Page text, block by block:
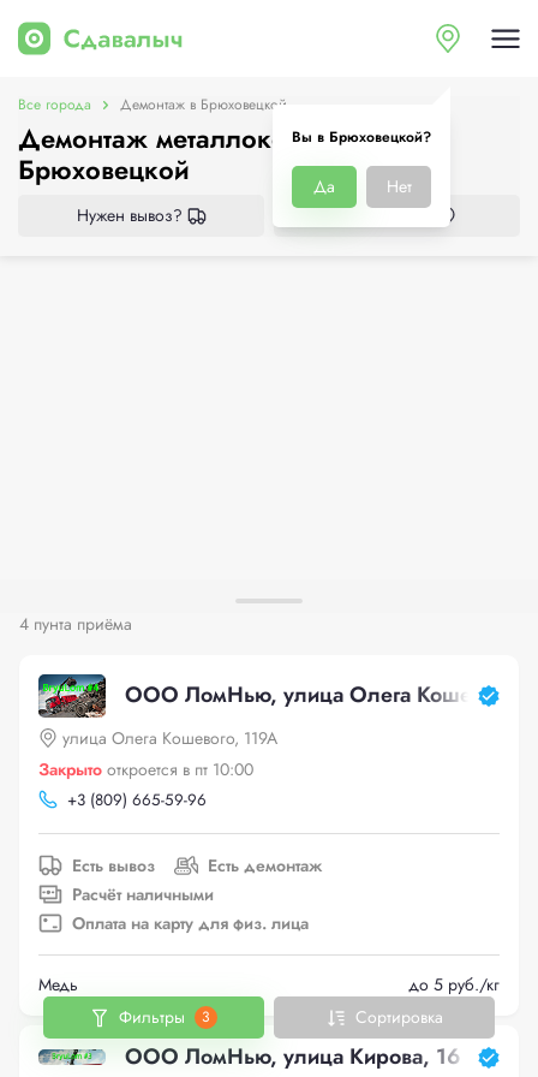
Вы в Брюховецкой?
Да Нет
Все города Демонтаж в Брюховецкой
Демонтаж металлоконструкций в
Брюховецкой
Нужен вывоз? Все приёмки
4 пунта приёма
ООО ЛомНью, улица Олега Кошевого,
улица Олега Кошевого, 119А
Закрыто откроется в пт 10:00
+3 (809) 665-59-96
Есть вывоз
Есть демонтаж
Расчёт наличными
Оплата на карту для физ. лица
Медь до 5 руб./кг
ООО ЛомНью, улица Кирова, 16
Фильтры 3 Сортировка